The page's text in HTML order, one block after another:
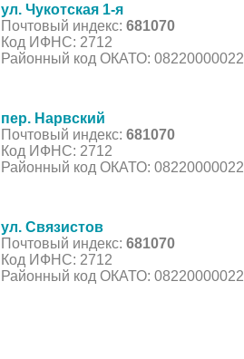
ул. Чукотская 1-я
Почтовый индекс: 681070
Код ИФНС: 2712
Районный код ОКАТО: 08220000022
пер. Нарвский
Почтовый индекс: 681070
Код ИФНС: 2712
Районный код ОКАТО: 08220000022
ул. Связистов
Почтовый индекс: 681070
Код ИФНС: 2712
Районный код ОКАТО: 08220000022